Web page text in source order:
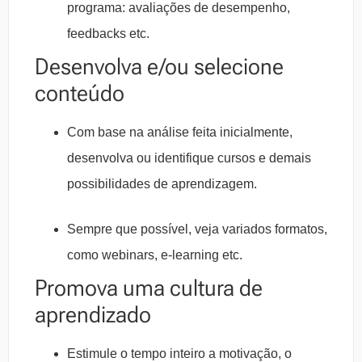
programa: avaliações de desempenho,
feedbacks etc.
Desenvolva e/ou selecione
conteúdo
Com base na análise feita inicialmente,
desenvolva ou identifique cursos e demais
possibilidades de aprendizagem.
Sempre que possível, veja variados formatos,
como webinars, e-learning etc.
Promova uma cultura de
aprendizado
Estimule o tempo inteiro a motivação, o